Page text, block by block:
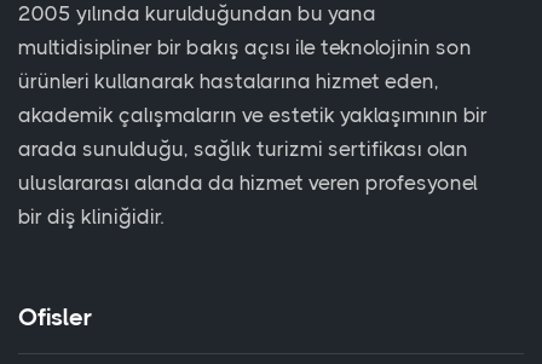
2005 yılında kurulduğundan bu yana
multidisipliner bir bakış açısı ile teknolojinin son
ürünleri kullanarak hastalarına hizmet eden,
akademik çalışmaların ve estetik yaklaşımının bir
arada sunulduğu, sağlık turizmi sertifikası olan
uluslararası alanda da hizmet veren profesyonel
bir diş kliniğidir.
Ofisler